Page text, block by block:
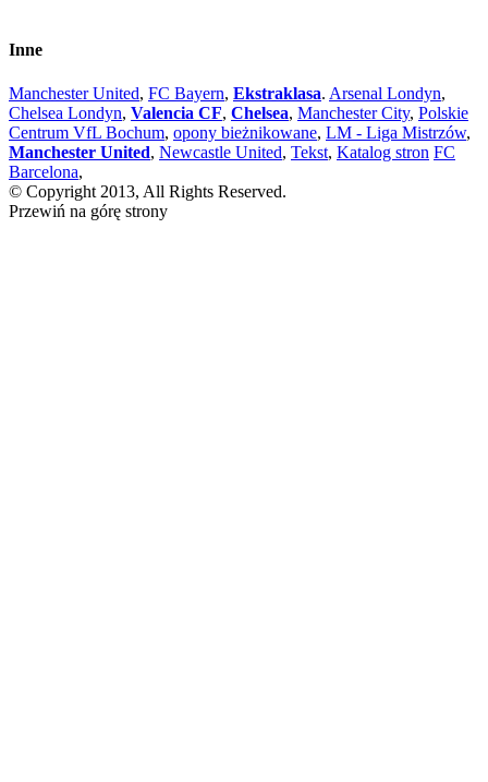
Inne
Manchester United, FC Bayern, Ekstraklasa. Arsenal Londyn,
Chelsea Londyn, Valencia CF, Chelsea, Manchester City, Polskie
Centrum VfL Bochum, opony bieżnikowane, LM - Liga Mistrzów,
Manchester United, Newcastle United, Tekst, Katalog stron FC
Barcelona,
© Copyright 2013, All Rights Reserved.
Przewiń na górę strony